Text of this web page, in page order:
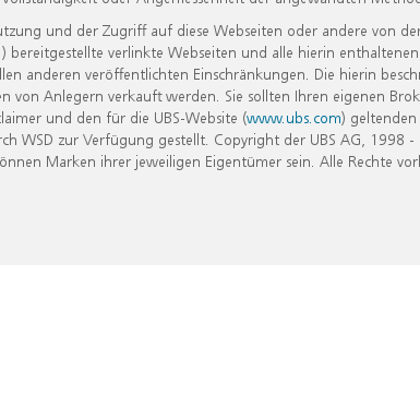
und der Zugriff auf diese Webseiten oder andere von
verlinkte Webseiten und alle hierin
anderen veröffentlichten Einschränkungen. Die hierin
Anlegern verkauft werden. Sie sollten Ihren eigenen
und den für die UBS-Website (www.ubs.com)
zur Verfügung gestellt. Copyright der UBS AG, 1998 -
Marken ihrer jeweiligen Eigentümer sein. Alle Rechte